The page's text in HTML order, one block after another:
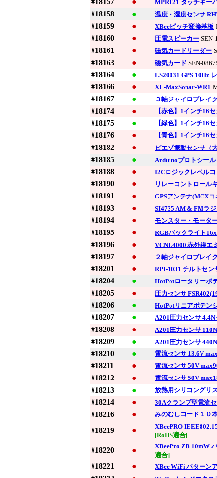
#18157 ● MPR121 タッチキー
#18158 ● 温度・湿度センサ
#18159 ● XBeeピッチ変換基板
#18160 ● 圧電スピーカー SEN-
#18161 ● 磁気カードリーダー
#18163 ● 磁気カード SEN-
#18164 ● LS20031 GPS 10Hz
#18166 ● XL-MaxSonar-WR1
#18167 ● ３軸ジャイロブレイ
#18174 ● 【赤色】1インチ16
#18175 ● 【緑色】1インチ16
#18176 ● 【青色】1インチ16
#18182 ● ピエゾ振動センサ（
#18185 ● Arduinoプロトシール
#18188 ● I2Cロジックレベル
#18190 ● リレーコントロール
#18191 ● GPSアンテナ(MCXコ
#18193 ● SI4735 AM & FMラ
#18194 ● モンスター・モータ
#18195 ● RGBバックライト
#18196 ● VCNL4000 赤外線エ
#18197 ● ２軸ジャイロブレイ
#18201 ● RPI-1031 チルトセン
#18204 ● HotPotロータリーポ
#18205 ● 圧力センサ
#18206 ● HotPotリニアポテン
#18207 ● A201圧力センサ 4.4N
#18208 ● A201圧力センサ
#18209 ● A201圧力センサ
#18210 ● 電流センサ 13.6V
#18211 ● 電流センサ 50V
#18212 ● 電流センサ 50V
#18213 ● 放熱用シリコングリ
#18214 ● 30Aクランプ型電流
#18216 ● みのむしコード１０
#18219 ●
XBeePRO
[RoHS適合]
#18220 ●
XBeePro ZB 10mW
適合]
#18221 ● XBee WiFi パターン